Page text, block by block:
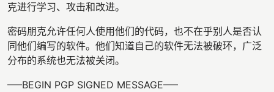
克进行学习、攻击和改进。
密码朋克允许任何人使用他们的代码，也不在乎别人是否认
同他们编写的软件。他们知道自己的软件无法被破环，广泛
分布的系统也无法被关闭。
—–BEGIN PGP SIGNED MESSAGE—–